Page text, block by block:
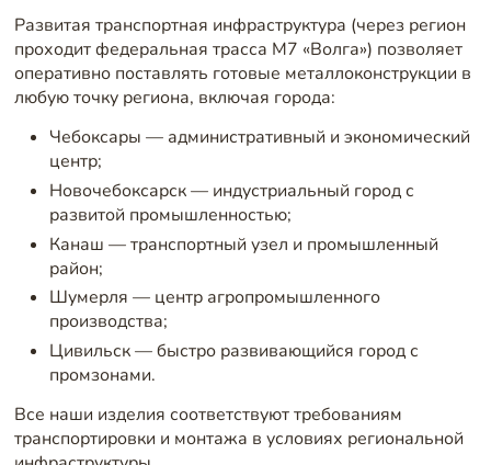
Развитая транспортная инфраструктура (через регион
проходит федеральная трасса М7 «Волга») позволяет
оперативно поставлять готовые металлоконструкции в
любую точку региона, включая города:
Чебоксары — административный и экономический
центр;
Новочебоксарск — индустриальный город с
развитой промышленностью;
Канаш — транспортный узел и промышленный
район;
Шумерля — центр агропромышленного
производства;
Цивильск — быстро развивающийся город с
промзонами.
Все наши изделия соответствуют требованиям
транспортировки и монтажа в условиях региональной